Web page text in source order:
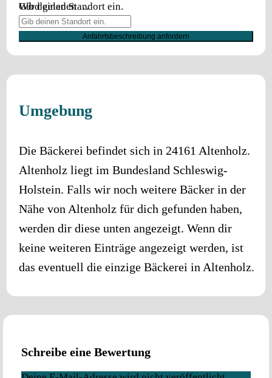
Wird geladen …
Gib deinen Standort ein.
Anfahrtsbeschreibung anfordern
Umgebung
Die Bäckerei befindet sich in 24161 Altenholz.
Altenholz liegt im Bundesland Schleswig-
Holstein. Falls wir noch weitere Bäcker in der
Nähe von Altenholz für dich gefunden haben,
werden dir diese unten angezeigt. Wenn dir
keine weiteren Einträge angezeigt werden, ist
das eventuell die einzige Bäckerei in Altenholz.
Schreibe eine Bewertung